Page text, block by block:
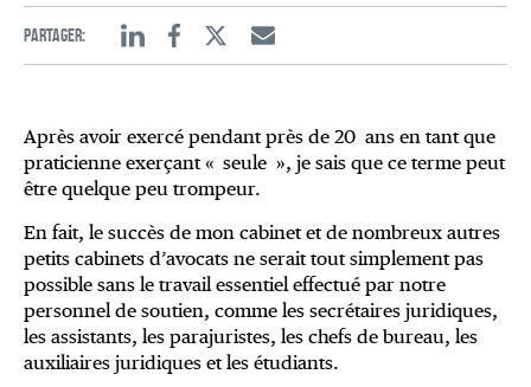
Partager:
LinkedinFacebookTwitterEmail
Après avoir exercé pendant près de 20 ans en tant que
praticienne exerçant « seule », je sais que ce terme peut
être quelque peu trompeur.
En fait, le succès de mon cabinet et de nombreux autres
petits cabinets d’avocats ne serait tout simplement pas
possible sans le travail essentiel effectué par notre
personnel de soutien, comme les secrétaires juridiques,
les assistants, les parajuristes, les chefs de bureau, les
auxiliaires juridiques et les étudiants.